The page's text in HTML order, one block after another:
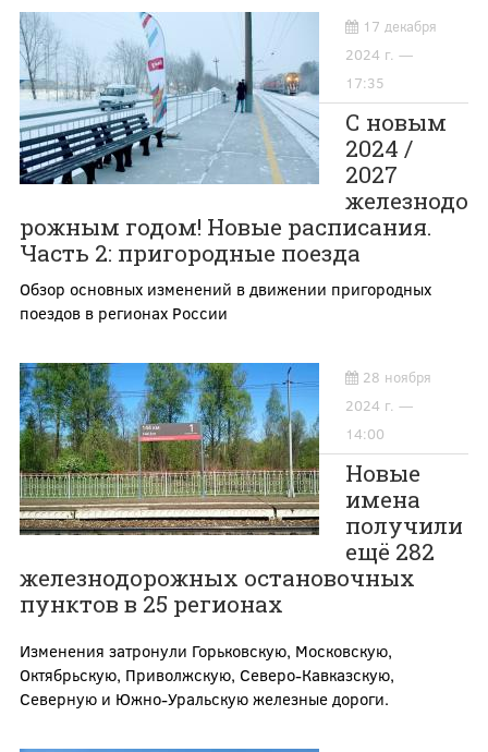
17 декабря
2024 г. —
17:35
С новым
2024 /
2027
железнодо
рожным годом! Новые расписания.
Часть 2: пригородные поезда
Обзор основных изменений в движении пригородных
поездов в регионах России
28 ноября
2024 г. —
14:00
Новые
имена
получили
ещё 282
железнодорожных остановочных
пунктов в 25 регионах
Изменения затронули Горьковскую, Московскую,
Октябрьскую, Приволжскую, Северо-Кавказскую,
Северную и Южно-Уральскую железные дороги.